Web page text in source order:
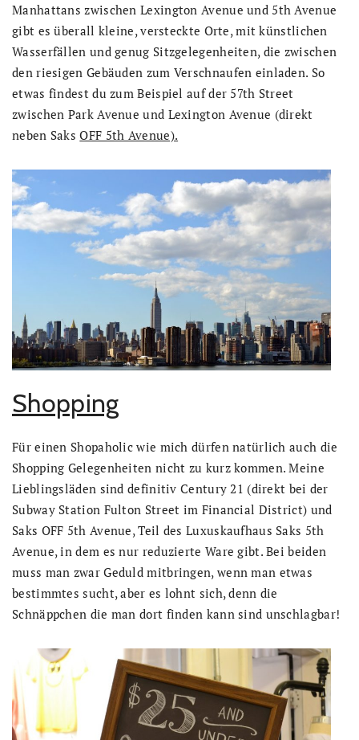
Manhattans zwischen Lexington Avenue und 5th Avenue
gibt es überall kleine, versteckte Orte, mit künstlichen
Wasserfällen und genug Sitzgelegenheiten, die zwischen
den riesigen Gebäuden zum Verschnaufen einladen. So
etwas findest du zum Beispiel auf der 57th Street
zwischen Park Avenue und Lexington Avenue (direkt
neben SaksOFF 5th Avenue).
Shopping
Für einen Shopaholic wie mich dürfen natürlich auch die
Shopping Gelegenheiten nicht zu kurz kommen. Meine
Lieblingsläden sind definitiv Century 21 (direkt bei der
Subway Station Fulton Street im Financial District) und
Saks OFF 5th Avenue, Teil des Luxuskaufhaus Saks 5th
Avenue, in dem es nur reduzierte Ware gibt. Bei beiden
muss man zwar Geduld mitbringen, wenn man etwas
bestimmtes sucht, aber es lohnt sich, denn die
Schnäppchen die man dort finden kann sind unschlagbar!